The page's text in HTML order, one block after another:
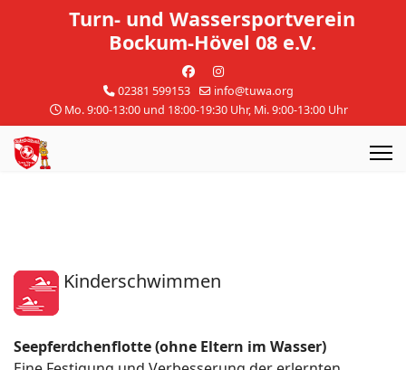
Turn- und Wassersportverein
Bockum-Hövel 08 e.V.
02381 599153
info@tuwa.org
Mo. 9:00-13:00 und 18:00-19:30 Uhr, Mi. 9:00-13:00 Uhr
Kinderschwimmen
Seepferdchenflotte (ohne Eltern im Wasser)